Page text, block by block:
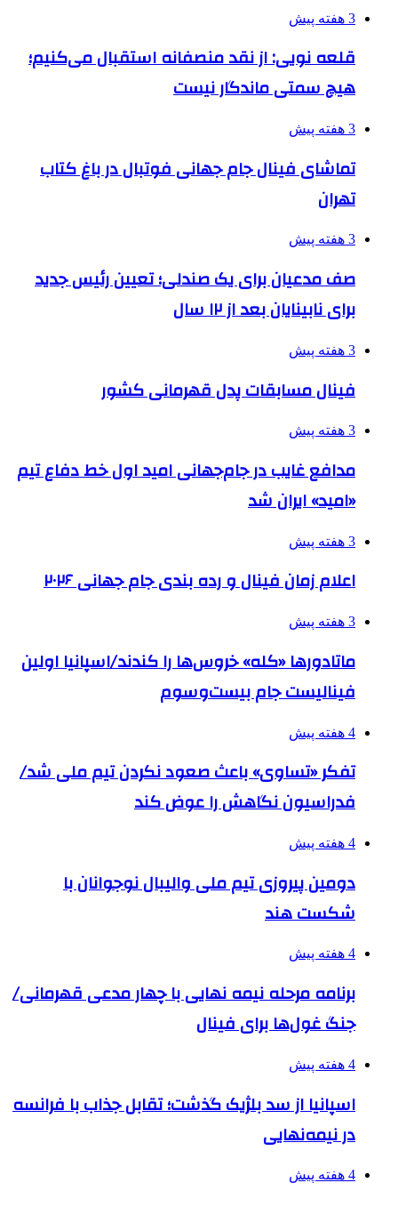
3 هفته پیش
قلعه نویی: از نقد منصفانه استقبال می‌کنیم؛
هیچ سمتی ماندگار نیست
3 هفته پیش
تماشای فینال جام جهانی فوتبال در باغ کتاب
تهران
3 هفته پیش
صف مدعیان برای یک صندلی؛ تعیین رئیس جدید
برای نابینایان بعد از ۱۲ سال
3 هفته پیش
فینال مسابقات پدل قهرمانی کشور
3 هفته پیش
مدافع غایب در جام‌جهانی امید اول خط دفاع تیم
«امید» ایران شد
3 هفته پیش
اعلام زمان فینال و رده بندی جام جهانی ۲۰۲۶
3 هفته پیش
ماتادورها «کله» خروس‌ها را کندند/اسپانیا اولین
فینالیست جام بیست‌وسوم
4 هفته پیش
تفکر «تساوی» باعث صعود نکردن تیم ملی شد/
فدراسیون نگاهش را عوض کند
4 هفته پیش
دومین پیروزی تیم ملی والیبال نوجوانان با
شکست هند
4 هفته پیش
برنامه مرحله نیمه نهایی با چهار مدعی قهرمانی/
جنگ غول‌ها برای فینال
4 هفته پیش
اسپانیا از سد بلژیک گذشت؛ تقابل جذاب با فرانسه
در نیمه‌نهایی
4 هفته پیش